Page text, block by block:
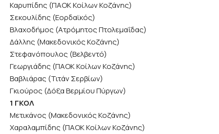
Καρυπίδης (ΠΑΟΚ Κοίλων Κοζάνης)
Σεκουλίδης (Εορδαϊκός)
Βλαχοδήμος (Ατρόμητος Πτολεμαΐδας)
Δάλλης (Μακεδονικός Κοζάνης)
Στεφανόπουλος (Βελβεντό)
Γεωργιάδης (ΠΑΟΚ Κοίλων Κοζάνης)
Βαβλιάρας (Τιτάν Σερβίων)
Γκιούρος (Δόξα Βερμίου Πύργων)
1 ΓΚΟΛ
Μετικάνος (Μακεδονικός Κοζάνης)
Χαραλαμπίδης (ΠΑΟΚ Κοίλων Κοζάνης)